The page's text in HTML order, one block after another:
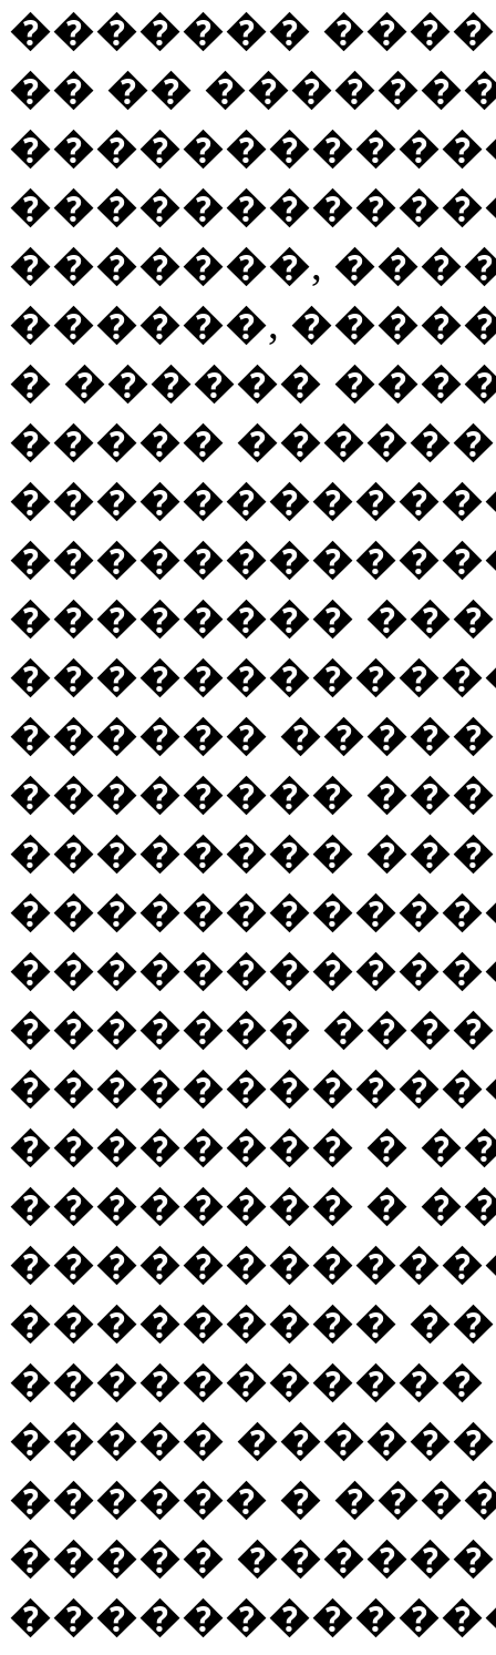
�������
�� ��
�������,
������,
� ������
�����
��������
������
��������
�������� ���
�������
�������� �
�������� �
���������
�����������
�����
������ �
�����